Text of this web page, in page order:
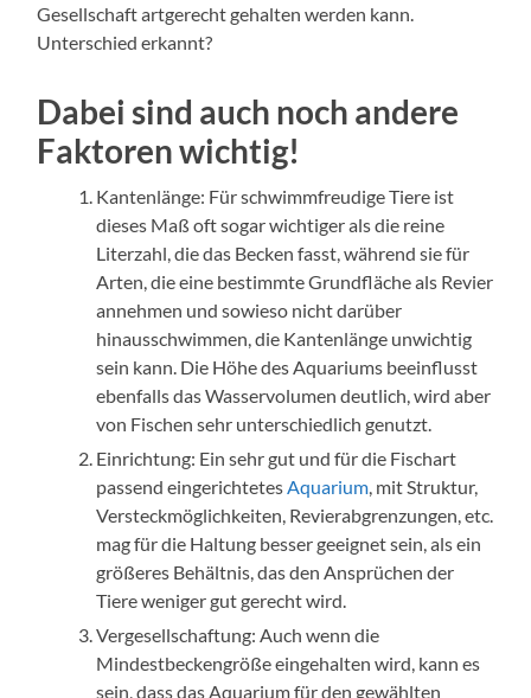
Gesellschaft artgerecht gehalten werden kann.
Unterschied erkannt?
Dabei sind auch noch andere
Faktoren wichtig!
Kantenlänge: Für schwimmfreudige Tiere ist
dieses Maß oft sogar wichtiger als die reine
Literzahl, die das Becken fasst, während sie für
Arten, die eine bestimmte Grundfläche als Revier
annehmen und sowieso nicht darüber
hinausschwimmen, die Kantenlänge unwichtig
sein kann. Die Höhe des Aquariums beeinflusst
ebenfalls das Wasservolumen deutlich, wird aber
von Fischen sehr unterschiedlich genutzt.
Einrichtung: Ein sehr gut und für die Fischart
passend eingerichtetes Aquarium , mit Struktur,
Versteckmöglichkeiten, Revierabgrenzungen, etc.
mag für die Haltung besser geeignet sein, als ein
größeres Behältnis, das den Ansprüchen der
Tiere weniger gut gerecht wird.
Vergesellschaftung: Auch wenn die
Mindestbeckengröße eingehalten wird, kann es
sein, dass das Aquarium für den gewählten